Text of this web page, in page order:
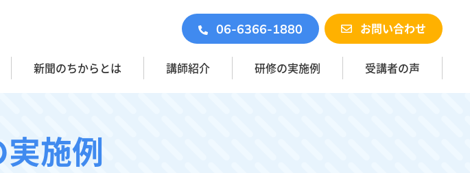
新聞のちからとは 講師紹介 研修の実施例 受講者の声
06-6366-1880 お問い合わせ
施例